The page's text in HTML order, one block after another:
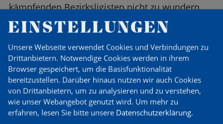
kämpfenden Bezirksligisten nicht zu wundern.
Ein Positives hat die ganze Sache: man hat
dadurch einige freie Wochenenden und man
weiß hoffentlich, was die Stunde für die weiteren
Punktspiele geschlagen hat. Hatte ich vor dem
Spiel gehofft, nicht noch in die Verlänerung
gehen zu müssen, so wäre ich kurz vor Schluss
durchaus dankbar und zufrieden gewesen, wenn
EINSTELLUNGEN
Unsere Webseite verwendet Cookies und Verbindungen zu
Drittanbietern. Notwendige Cookies werden in ihrem
Browser gespeichert, um die Basisfunktionalität
bereitzustellen. Darüber hinaus nutzen wir auch Cookies
von Drittanbietern, um zu analysieren und zu verstehen,
wie unser Webangebot genutzt wird. Um mehr zu
erfahren, lesen Sie bitte unsere Datenschutzerklärung.